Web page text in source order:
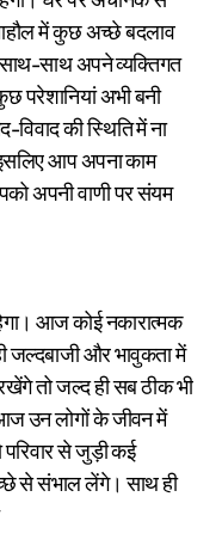
में कुछ अच्छे बदलाव
साथ अपने व्यक्तिगत
परेशानियां अभी बनी
की स्थिति में ना
आप अपना काम
अपनी वाणी पर संयम
आज कोई नकारात्मक
जल्दबाजी और भावुकता में
तो जल्द ही सब ठीक भी
उन लोगों के जीवन में
से जुड़ी कई
से संभाल लेंगे। साथ ही